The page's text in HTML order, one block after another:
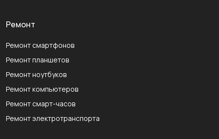
Ремонт
Ремонт смартфонов
Ремонт планшетов
Ремонт ноутбуков
Ремонт компьютеров
Ремонт смарт-часов
Ремонт электротранспорта